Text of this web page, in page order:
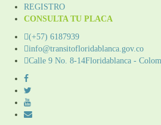
REGISTRO
CONSULTA TU PLACA
(+57) 6187939
info@transitofloridablanca.gov.co
Calle 9 No. 8-14Floridablanca -